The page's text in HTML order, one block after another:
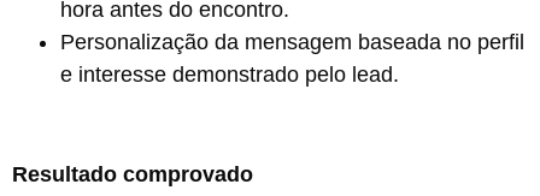
hora antes do encontro.
Personalização da mensagem baseada no perfil
e interesse demonstrado pelo lead.
Resultado comprovado